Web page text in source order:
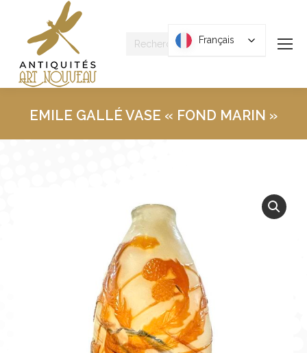
Recherche
EMILE GALLÉ VASE « FOND MARIN »
Français
Français